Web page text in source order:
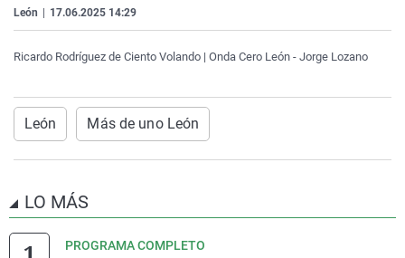
León 17.06.2025 14:29
Ricardo Rodríguez de Ciento Volando | Onda Cero León - Jorge Lozano
León Más de uno León
LO MÁS
PROGRAMA COMPLETO